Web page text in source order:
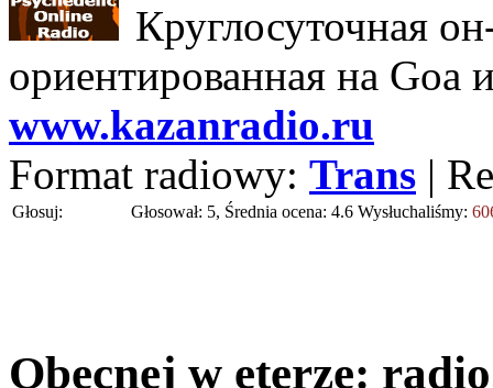
Круглосуточная
ориентированная на Goa
www.kazanradio.ru
Format radiowy: Trans |
Głosuj: Głosował: 5, Średnia ocena: 4.6 Wysłuchaliśmy:
Obecnej w eterze: